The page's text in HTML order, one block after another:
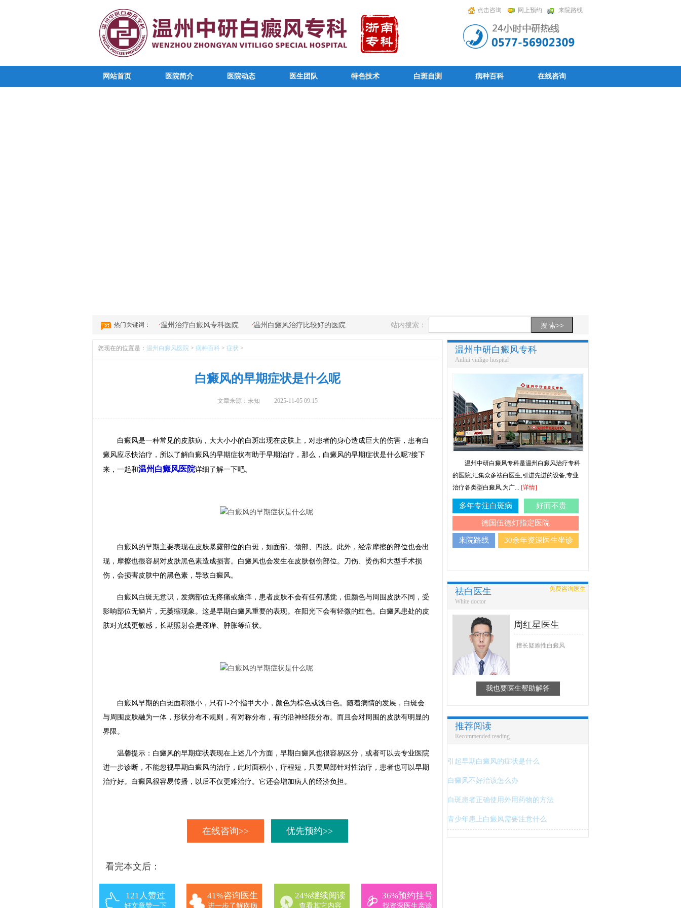
点击咨询 网上预约 来院路线
网站首页 医院简介 医院动态 医生团队 特色技术 白斑自测 病种百科 在线咨询
热门关键词： ·温州治疗白癜风专科医院 ·温州白癜风治疗比较好的医院 站内搜索：
您现在的位置是： 温州白癜风医院 > 病种百科 > 症状 >
白癜风的早期症状是什么呢
文章来源：未知 2025-11-05 09:15
白癜风是一种常见的皮肤病，大大小小的白斑出现在皮肤上，对患者的身心造成巨大的伤害，患有白
癜风应尽快治疗，所以了解白癜风的早期症状有助于早期治疗，那么，白癜风的早期症状是什么呢?接下
来，一起和温州白癜风医院详细了解一下吧。
白癜风的早期主要表现在皮肤暴露部位的白斑，如面部、颈部、四肢。此外，经常摩擦的部位也会出
现，摩擦也很容易对皮肤黑色素造成损害。白癜风也会发生在皮肤创伤部位。刀伤、烫伤和大型手术损
伤，会损害皮肤中的黑色素，导致白癜风。
白癜风白斑无意识，发病部位无疼痛或瘙痒，患者皮肤不会有任何感觉，但颜色与周围皮肤不同，受
影响部位无鳞片，无萎缩现象。这是早期白癜风重要的表现。在阳光下会有轻微的红色。白癜风患处的皮
肤对光线更敏感，长期照射会是瘙痒、肿胀等症状。
白癜风早期的白斑面积很小，只有1-2个指甲大小，颜色为棕色或浅白色。随着病情的发展，白斑会
与周围皮肤融为一体，形状分布不规则，有对称分布，有的沿神经段分布。而且会对周围的皮肤有明显的
界限。
温馨提示：白癜风的早期症状表现在上述几个方面，早期白癜风也很容易区分，或者可以去专业医院
进一步诊断，不能忽视早期白癜风的治疗，此时面积小，疗程短，只要局部针对性治疗，患者也可以早期
治疗好。白癜风很容易传播，以后不仅更难治疗。它还会增加病人的经济负担。
在线咨询>> 优先预约>>
看完本文后：
121人赞过
好文章赞一下
41%咨询医生
进一步了解疾病
24%继续阅读
查看其它内容
36%预约挂号
找资深医生亲诊
温州中研白癜风专科
Anhui vitiligo hospital
温州中研白癜风专科是温州白癜风治疗专科
的医院,汇集众多祛白医生,引进先进的设备,专业
治疗各类型白癜风,为广... [详情]
多年专注白斑病 好而不贵
德国伍德灯指定医院
来院路线 30余年资深医生坐诊
祛白医生
White doctor
免费咨询医生
周红星医生
擅长疑难性白癜风
我也要医生帮助解答
推荐阅读
Recommended reading
引起早期白癜风的症状是什么
白癜风不好治该怎么办
白斑患者正确使用外用药物的方法
青少年患上白癜风需要注意什么